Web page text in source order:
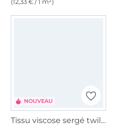
(12,33 € / 1 m²)
NOUVEAU
Tissu viscose sergé twill paisley leaves, bleu pétrole